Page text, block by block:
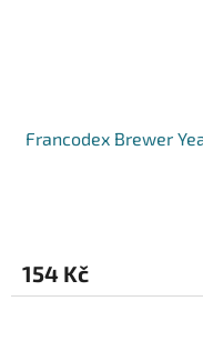
Francodex Brewer
154 Kč